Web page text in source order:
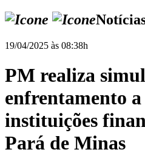
19/04/2025 às 08:38h
PM realiza
enfrentamento a
instituições
Pará de Minas